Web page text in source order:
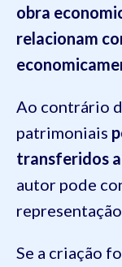
obra
relacionam
Ao contrário
patrimoniais
transferidos
autor pode
Se a criação